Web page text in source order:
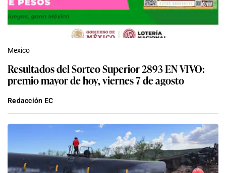
Mexico
Resultados del Sorteo Superior 2893 EN VIVO:
premio mayor de hoy, viernes 7 de agosto
Redacción EC